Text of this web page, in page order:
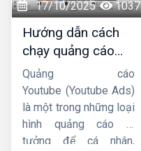
tiết hơn về dịch vụ này
nhá.
17/10/2025 1037
Hướng dẫn cách
chạy quảng cáo
Youtube Ads hiệu
quả từ chuyên gia
Quảng cáo
Youtube (Youtube Ads)
là một trong những loại
hình quảng cáo lý
tưởng để cá nhân,